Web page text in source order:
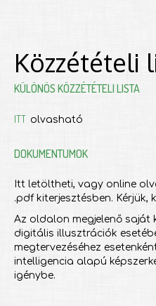
Közzétételi
KÜLÖNÖS KÖZZÉTÉTELI LISTA
ITT olvasható
DOKUMENTUMOK
Itt letöltheti, vagy online
.pdf kiterjesztésben. Kérjük,
Az oldalon megjelenő saját
digitális illusztrációk
megtervezéséhez
intelligencia alapú
igénybe.